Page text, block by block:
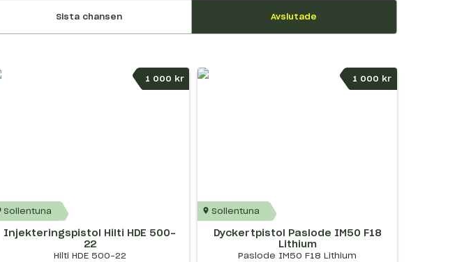
Sista chansen Avslutade
Sollentuna
1 000 kr
Injekteringspistol Hilti HDE 500-
22
Hilti HDE 500-22
Sollentuna
1 000 kr
Dyckertpistol Paslode IM50 F18
Lithium
Paslode IM50 F18 Lithium